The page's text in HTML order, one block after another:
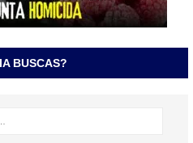
BUSCAS?